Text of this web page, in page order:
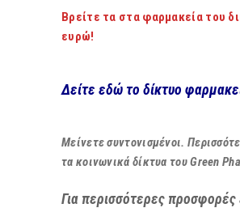
Βρείτε τα στα φαρμακεία του
ευρώ!
Δείτε εδώ το δίκτυο
Μείνετε συντονισμένοι.
τα κοινωνικά δίκτυα του Green
Για περισσότερες